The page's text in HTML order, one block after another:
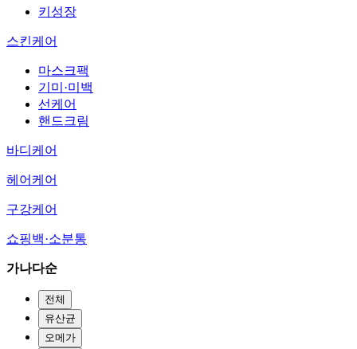
키성장
스킨케어
마스크팩
기미·미백
선케어
핸드크림
바디케어
헤어케어
구강케어
쇼핑백·소분통
가나다순
전체
유산균
오메가